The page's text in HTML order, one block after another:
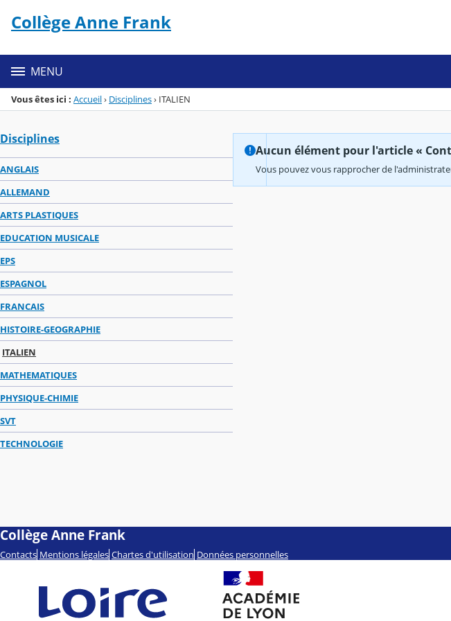
Menu de la rubrique
Contenu
Collège Anne Frank
MENU
Vous êtes ici : Accueil› Disciplines› ITALIEN
Disciplines
ANGLAIS
ALLEMAND
ARTS PLASTIQUES
EDUCATION MUSICALE
EPS
ESPAGNOL
FRANCAIS
HISTOIRE-GEOGRAPHIE
ITALIEN
MATHEMATIQUES
PHYSIQUE-CHIMIE
SVT
TECHNOLOGIE
Aucun élément pour l'article «
Vous pouvez vous rapprocher de
Collège Anne Frank
Contacts Mentions légales Chartes d'utilisation Données personnelles